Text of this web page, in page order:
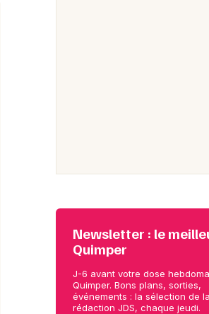
Newsletter : le
Quimper
J-6 avant votre dose
Quimper. Bons plans, sorties,
événements : la sélection de la
rédaction JDS, chaque jeudi.